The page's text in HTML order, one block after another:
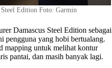
Edition Foto: Garmin
Damascus Steel Edition sebagai
pengguna yang hobi bertualang.
mapping untuk melihat kontur
pantai, dan masih banyak lagi.